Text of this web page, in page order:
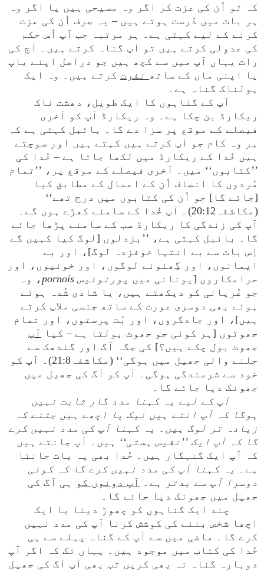
کہ تو اُن کی عزت کر اگر وہ مسیحی ہیں یا اگر وہ
ہر بات میں دُرست ہوتے ہیں – یہ صرف اُن کی عزت
کرنے کے لیے کہتی ہے۔ ہر مرتبہ جب آپ اُس حکم
کی عدولی کرتے ہیں تو آپ گناہ کرتے ہیں۔ آج کی
رات یہاں آپ میں سے کچھ ہیں جو دراصل اپنے باپ
یا اپنی ماں کے ساتھ نفر ت کرتے ہیں۔ وہ ایک
ہولناک گناہ ہے۔
آپ کے گناہوں کا ایک طویل، دھشت ناک
ریکارڈ بن چکا ہے۔ وہ ریکارڈ آپ کو آخری
فیصلے کے موقع پر سزا دے گا۔ بائبل کہتی ہے کہ
ہر وہ کام جو آپ کرتے ہیں کہتے ہیں اور سوچتے
ہیں خُدا کے ریکارڈ میں لکھا جاتا ہے – خُدا کی
’’کتابوں‘‘ میں۔ آخری فیصلے کے موقع پر، ’’تمام
مُردوں کا انصاف اُن کے اعمال کے مطابق کیا
[جائے گا] جو اُن کی کتابوں میں درج تھے‘‘
(مکاشفہ20:12)۔ آپ خُدا کے سامنے کھڑے ہوں گے۔
آپ کی زندگی کا ریکارڈ سب کے سامنے پڑھا جائے
گا۔ بائبل کہتی ہے، ’’بزدلوں [لوگ کیا کہیں گے
اِس بات سے بے انتہا خوفزدہ لوگ]، اور بے
ایمانوں، اور گِھنونے لوگوں، اور خونیوں، اور
حرامکاروں [یونانی میں پورنوئیس pornois
، وہ
جو عُریانی کو دیکھتے ہیں، یا شادی شُدہ ہوتے
ہوئے بھی دوسری عورت کے ساتھ جنسی ملاپ کرتے
ہیں]، اور جادگروں، اور بُت پرستوں، اور تمام
جھوٹوں [ہر کوئی جو جھوٹ بولتا ہے – کیا
آپ
جھوٹ بول چکے ہیں؟] کی جگہ آگ اور گندھک سے
جلنے والی جھیل میں ہوگی‘‘ (مکاشفہ21:8)۔ آپ کو
خود سے شرمندگی ہوگی۔ آپ کو آگ کی جھیل میں
جھونک دیا جائے گا۔
آپ کے لیے یہ کہنا مدد گار ثابت نہیں
ہوگا کہ آپ انتے ہیں نیک یا اچھے ہیں جتنے کہ
زیادہ تر لوگ ہیں۔ یہ کہنا آپ کی مدد نہیں کرے
گا کہ آپ ایک ’’نفیس ہستی‘‘ ہیں ۔ آپ جانتے ہیں
کہ آپ ایک گنہگار ہیں۔ خُدا بھی یہ بات جانتا
ہے۔ یہ کہنا آپ کی مدد نہیں کرے گا کہ کوئی
دوسرا آپ سے بدتر ہے ۔ آپ دونوں کو
ہی آگ کی
جھیل میں جھونک دیا جائے گا۔
چند ایک گناہوں کو چھوڑ دینا یا ایک
اچھا شخص بننے کی کوشش کرنا آپ کی مدد نہیں
کرے گا۔ ماضی میں سے آپ کے گناہ پہلے سے ہی
خُدا کی کتاب میں موجود ہیں۔ یہاں تک کہ اگر آپ
دوبارہ گناہ نہ بھی کریں تب بھی آپ آگ کی جھیل